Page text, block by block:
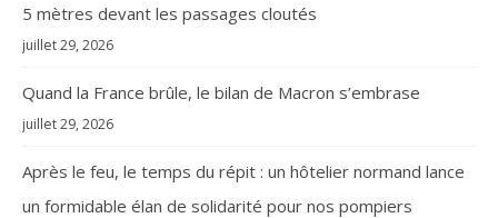
5 mètres devant les passages cloutés
juillet 29, 2026
Quand la France brûle, le bilan de Macron s’embrase
juillet 29, 2026
Après le feu, le temps du répit : un hôtelier normand lance
un formidable élan de solidarité pour nos pompiers